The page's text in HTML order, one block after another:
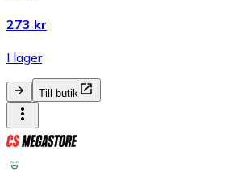
273 kr
I lager
Till butik